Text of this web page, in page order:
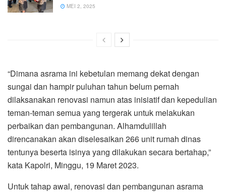
MEI 2, 2025
“Dimana asrama ini kebetulan memang dekat dengan
sungai dan hampir puluhan tahun belum pernah
dilaksanakan renovasi namun atas inisiatif dan kepedulian
teman-teman semua yang tergerak untuk melakukan
perbaikan dan pembangunan. Alhamdulillah
direncanakan akan diselesaikan 266 unit rumah dinas
tentunya beserta isinya yang dilakukan secara bertahap,”
kata Kapolri, Minggu, 19 Maret 2023.
Untuk tahap awal, renovasi dan pembangunan asrama